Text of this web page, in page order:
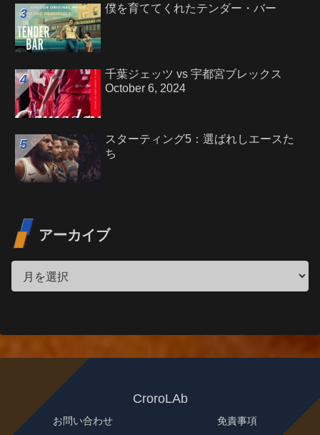
僕を育ててくれたテンダー・バー
千葉ジェッツ vs 宇都宮ブレックス
October 6, 2024
スターティング5：選ばれしエースた
ち
アーカイブ
CroroLAb
お問い合わせ
免責事項